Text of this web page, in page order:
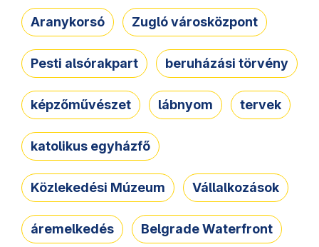
Aranykorsó Zugló városközpont
Pesti alsórakpart beruházási törvény
képzőművészet lábnyom tervek
katolikus egyházfő
Közlekedési Múzeum Vállalkozások
áremelkedés Belgrade Waterfront